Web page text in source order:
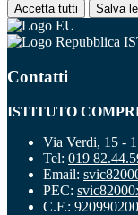
Accetta tutti Salva
Contatti
ISTITUTO
Via Verdi, 15 -
Tel: 019
Email:
PEC:
C.F.: